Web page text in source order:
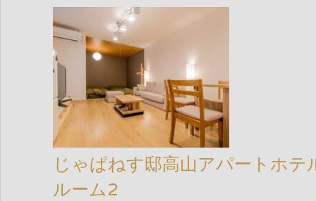
じゃぱねす邸高山アパートホテ
ルーム2